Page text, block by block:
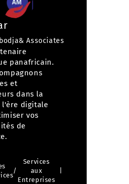
Associates
panafricain.
et
dans la
l'ère digitale
vos
de
/
Services
aux
Entreprises